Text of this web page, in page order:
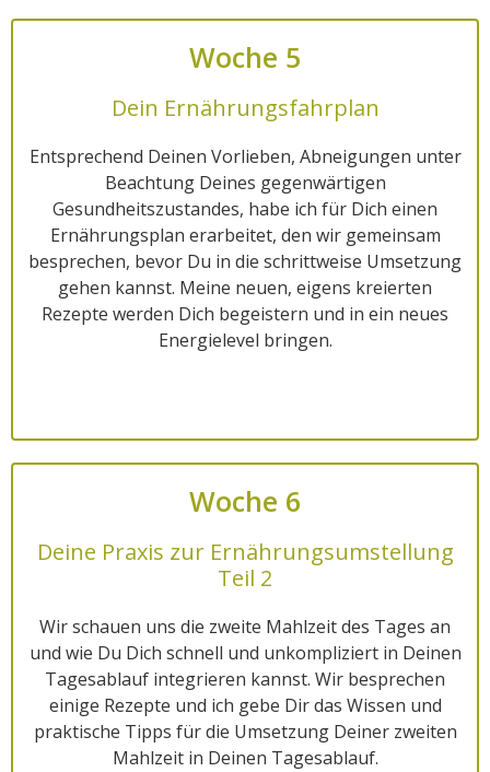
Woche 5
Dein Ernährungsfahrplan
Entsprechend Deinen Vorlieben, Abneigungen unter
Beachtung Deines gegenwärtigen
Gesundheitszustandes, habe ich für Dich einen
Ernährungsplan erarbeitet, den wir gemeinsam
besprechen, bevor Du in die schrittweise Umsetzung
gehen kannst. Meine neuen, eigens kreierten
Rezepte werden Dich begeistern und in ein neues
Energielevel bringen.
Woche 6
Deine Praxis zur Ernährungsumstellung
Teil 2
Wir schauen uns die zweite Mahlzeit des Tages an
und wie Du Dich schnell und unkompliziert in Deinen
Tagesablauf integrieren kannst. Wir besprechen
einige Rezepte und ich gebe Dir das Wissen und
praktische Tipps für die Umsetzung Deiner zweiten
Mahlzeit in Deinen Tagesablauf.